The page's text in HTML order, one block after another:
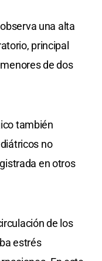
una alta
principal
de dos
también
no
en otros
de los
estrés